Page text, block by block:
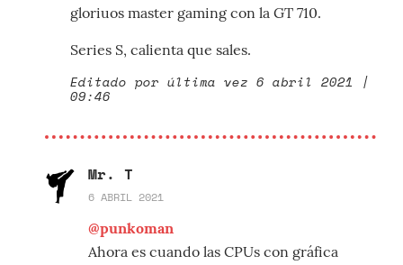
gloriuos master gaming con la GT 710.
Series S, calienta que sales.
Editado por última vez 6 abril 2021 |
09:46
Mr. T
6 ABRIL 2021
@punkoman
Ahora es cuando las CPUs con gráfica